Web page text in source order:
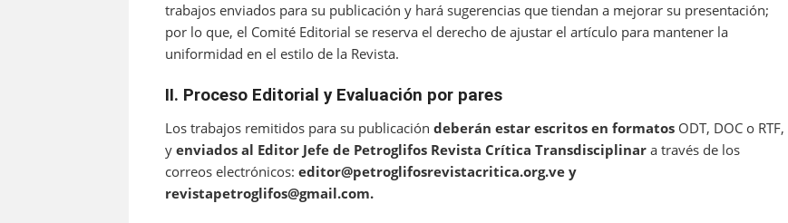
trabajos enviados para su publicación y hará sugerencias que tiendan a mejorar su presentación;
por lo que, el Comité Editorial se reserva el derecho de ajustar el artículo para mantener la
uniformidad en el estilo de la Revista.
II. Proceso Editorial y Evaluación por pares
Los trabajos remitidos para su publicación deberán estar escritos en formatos ODT, DOC o RTF,
y enviados al Editor Jefe de Petroglifos Revista Crítica Transdisciplinar a través de los
correos electrónicos: editor@petroglifosrevistacritica.org.ve y
revistapetroglifos@gmail.com.